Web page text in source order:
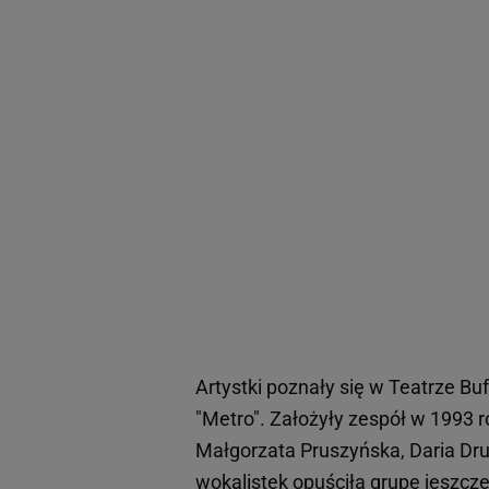
Artystki poznały się w Teatrze
"Metro". Założyły zespół w
Małgorzata Pruszyńska, Daria
wokalistek opuściła grupę